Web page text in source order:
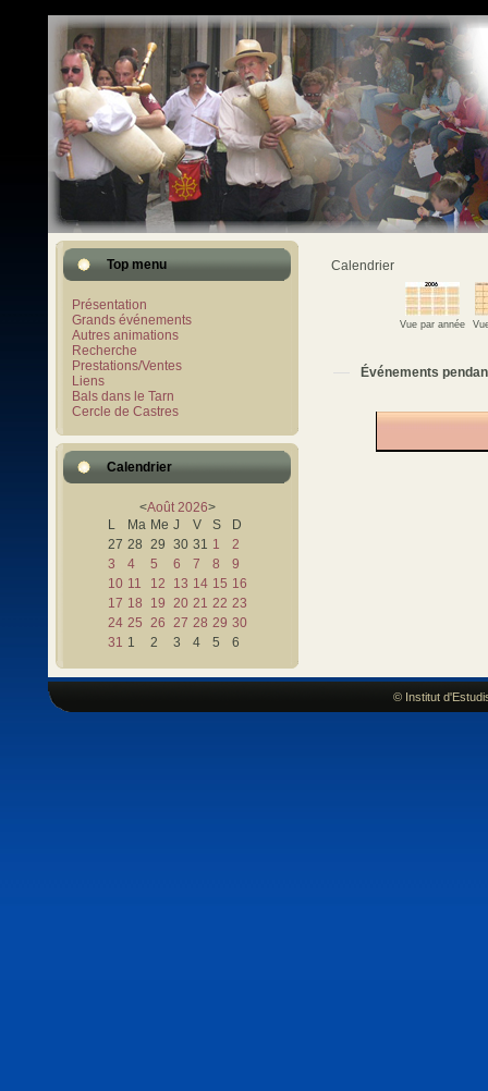
Top menu
Présentation
Grands événements
Autres animations
Recherche
Prestations/Ventes
Liens
Bals dans le Tarn
Cercle de Castres
Calendrier
<Août 2026>
L
Ma Me J V S
D
27 28 29 30 31 1
2
3
4 5 6 7 8
9
10 11 12 13 14 15 16
17 18 19 20 21 22 23
24 25 26 27 28 29 30
31 1 2 3 4 5 6
Calendrier
Vue par année
Événements
© Institut